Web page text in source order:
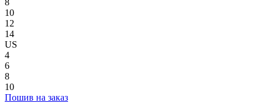
8
10
12
14
US
4
6
8
10
Пошив на заказ